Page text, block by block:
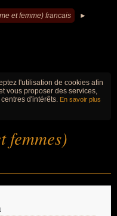
et femme) francais ►
l'utilisation de cookies afin
vous proposer des services,
d'intérêts. En savoir plus
femmes)